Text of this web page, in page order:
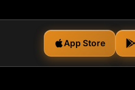
App Store